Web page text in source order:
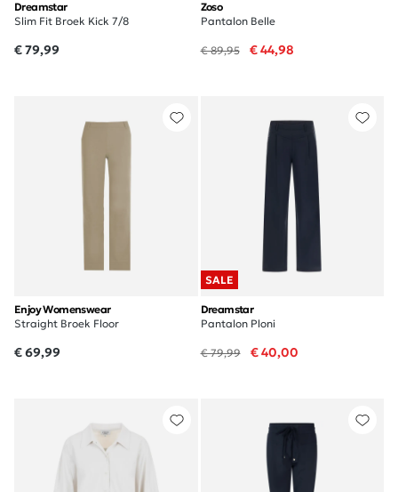
Dreamstar
Slim Fit Broek Kick 7/8
€ 79,99
Zoso
Pantalon Belle
€ 89,95 € 44,98
Enjoy Womenswear
Straight Broek Floor
€ 69,99
SALE
Dreamstar
Pantalon Ploni
€ 79,99 € 40,00